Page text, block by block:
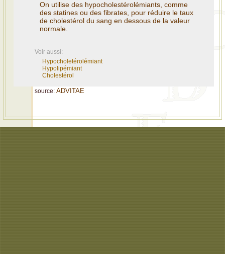
On utilise des hypocholestérolémiants, comme
des statines ou des fibrates, pour réduire le taux
de cholestérol du sang en dessous de la valeur
normale.
Voir aussi:
Hypocholetérolémiant
Hypolipémiant
Cholestérol
source: ADVITAE